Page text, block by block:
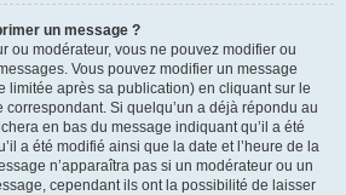
un message ?
ou modérateur, vous ne pouvez modifier ou
Vous pouvez modifier un message
limitée après sa publication) en cliquant sur le
Si quelqu’un a déjà répondu au
en bas du message indiquant qu’il a été
a été modifié ainsi que la date et l’heure de la
n’apparaîtra pas si un modérateur ou un
cependant ils ont la possibilité de laisser